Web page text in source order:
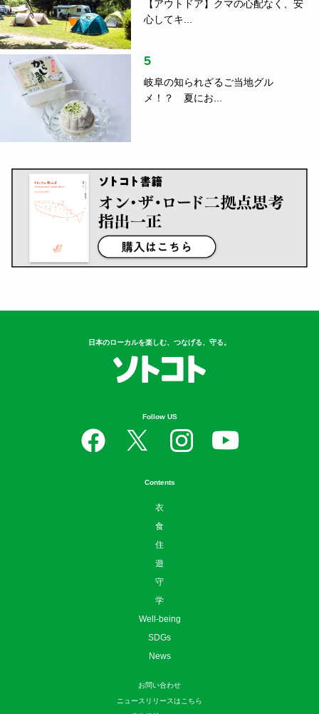
【アウトドア】クマの心配なく、安
心してキ...
5
岐阜の知られざるご当地グル
メ！？ 夏にお...
日本のローカルを楽しむ、つなげる、守る。
Follow US
Contents
衣
食
住
遊
守
学
Well-being
SDGs
News
お問い合わせ
ニュースリリースはこちら